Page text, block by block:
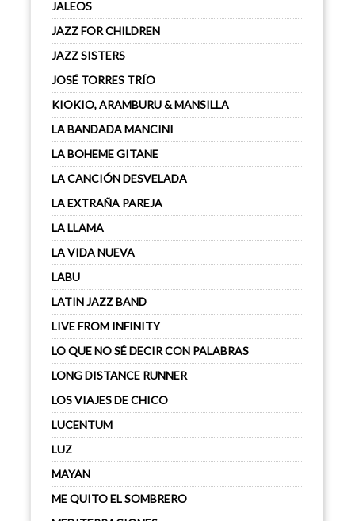
JALEOS
JAZZ FOR CHILDREN
JAZZ SISTERS
JOSÉ TORRES TRÍO
KIOKIO, ARAMBURU & MANSILLA
LA BANDADA MANCINI
LA BOHEME GITANE
LA CANCIÓN DESVELADA
LA EXTRAÑA PAREJA
LA LLAMA
LA VIDA NUEVA
LABU
LATIN JAZZ BAND
LIVE FROM INFINITY
LO QUE NO SÉ DECIR CON PALABRAS
LONG DISTANCE RUNNER
LOS VIAJES DE CHICO
LUCENTUM
LUZ
MAYAN
ME QUITO EL SOMBRERO